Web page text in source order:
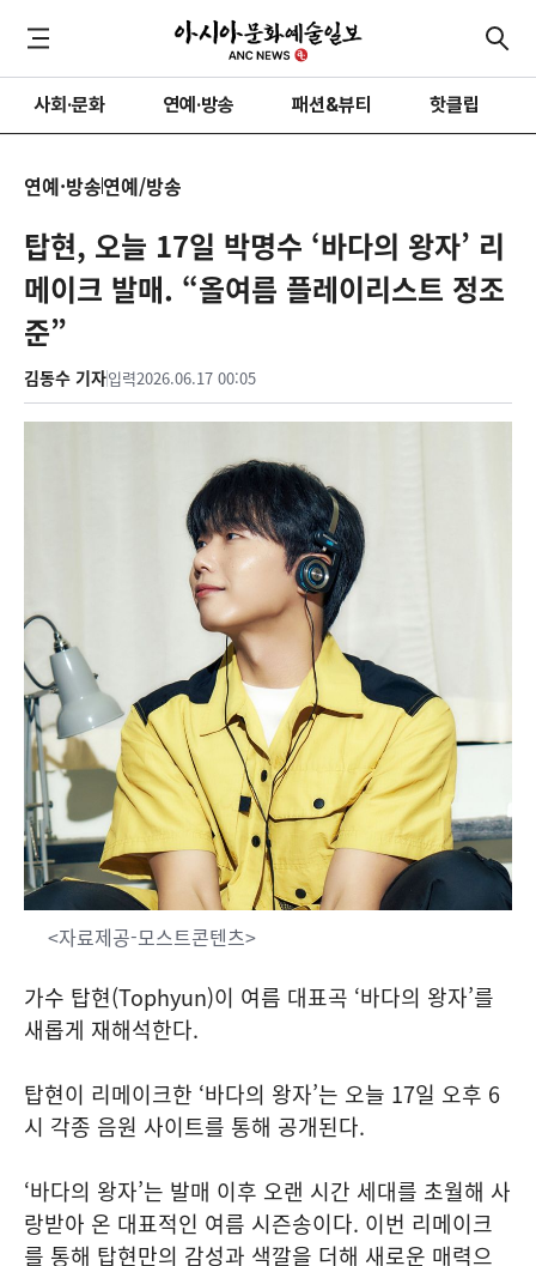
사회·문화 연예·방송 패션&뷰티 핫클립
연예·방송연예/방송
탑현, 오늘 17일 박명수 ‘바다의 왕자’ 리
메이크 발매. “올여름 플레이리스트 정조
준”
김동수 기자입력2026.06.17 00:05
<자료제공-모스트콘텐츠>
가수 탑현(Tophyun)이 여름 대표곡 ‘바다의 왕자’를
새롭게 재해석한다.
탑현이 리메이크한 ‘바다의 왕자’는 오늘 17일 오후 6
시 각종 음원 사이트를 통해 공개된다.
‘바다의 왕자’는 발매 이후 오랜 시간 세대를 초월해 사
랑받아 온 대표적인 여름 시즌송이다. 이번 리메이크
를 통해 탑현만의 감성과 색깔을 더해 새로운 매력으